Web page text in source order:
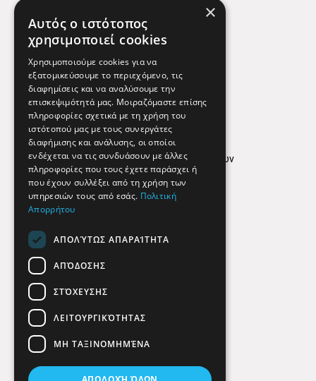
Χρήσιμα Τηλέφωνα
Εφημερεύοντα Φαρμακεία
Απόρρητο
Όροι Χρήσης
Πολιτική προστασίας δεδομένων
Findhere
Social Media
×
Αυτός ο ιστότοπος
χρησιμοποιεί cookies
Χρησιμοποιούμε cookies για να
εξατομικεύσουμε το περιεχόμενο, τις
διαφημίσεις και να αναλύσουμε την
επισκεψιμότητά μας. Μοιραζόμαστε επίσης
πληροφορίες σχετικά με τη χρήση του
ιστότοπού μας με τους συνεργάτες
διαφήμισης και ανάλυσης, οι οποίοι
ενδέχεται να τις συνδυάσουν με άλλες
πληροφορίες που τους έχετε παράσχει ή
που έχουν συλλέξει από τη χρήση των
υπηρεσιών τους από εσάς. Πολιτική
Απορρήτου
ΑΠΟΛΎΤΩΣ ΑΠΑΡΑΊΤΗΤΑ
ΑΠΌΔΟΣΗΣ
ΣΤΌΧΕΥΣΗΣ
ΛΕΙΤΟΥΡΓΙΚΌΤΗΤΑΣ
ΜΗ ΤΑΞΙΝΟΜΗΜΈΝΑ